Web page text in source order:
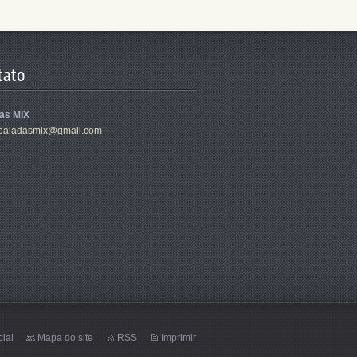
MIX
ladasmix@gmail.com
Mapa do site RSS Imprimir